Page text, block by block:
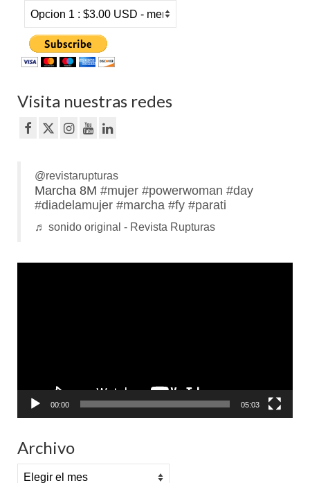
Visita nuestras redes
@revistarupturas
Marcha 8M #mujer #powerwoman #day
#diadelamujer #marcha #fy #parati
♬ sonido original - Revista Rupturas
00:00 05:03
Archivo
Archivo